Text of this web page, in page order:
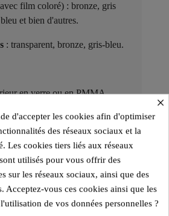
film coloré) : bronze, gris
et bien d'autres.
: transparent, bronze, gris-bleu.
en verre ou en PMMA
en extérieur.
Collection
la gamme KUUMO Design est
transparence et contraste des
rendu élégant etintemporel.
×
d'accepter les cookies afin d'optimiser
des réseaux sociaux et la
Les cookies tiers liés aux réseaux
utilisés pour vous offrir des
sur les réseaux sociaux, ainsi que des
Acceptez-vous ces cookies ainsi que les
de vos données personnelles ?